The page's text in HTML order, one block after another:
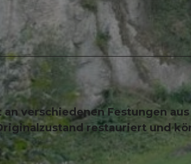
verschiedenen Festungen
restauriert und